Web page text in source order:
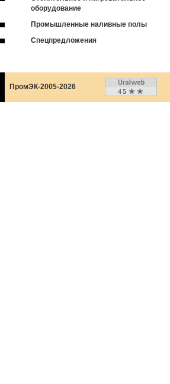
оборудование
Промышленные наливные полы
Спецпредложения
ПромЭК-2005-2026